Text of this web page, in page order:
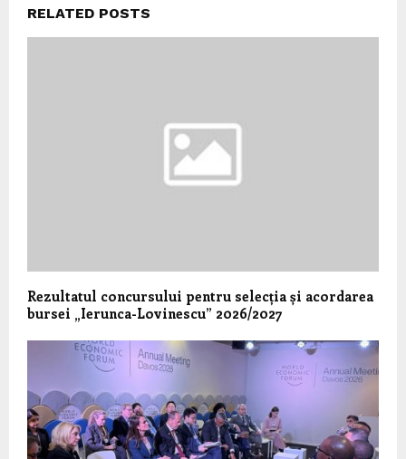
RELATED POSTS
Rezultatul concursului pentru selecția și acordarea
bursei „Ierunca-Lovinescu” 2026/2027